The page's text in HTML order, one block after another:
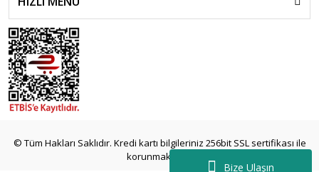
Bize Ulaşın
© Tüm Hakları Saklıdır. Kredi kartı bilgileriniz 256bit SSL sertifikası ile
korunmaktadır.